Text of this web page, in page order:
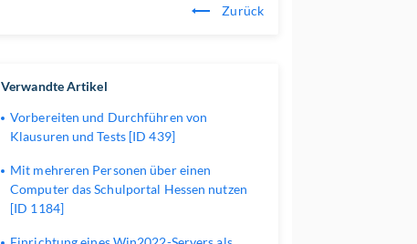
Zurück
Verwandte Artikel
Vorbereiten und Durchführen von
Klausuren und Tests [ID 439]
Mit mehreren Personen über einen
Computer das Schulportal Hessen nutzen
[ID 1184]